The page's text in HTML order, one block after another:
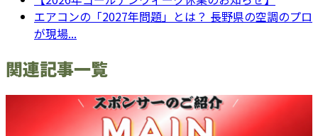
エアコンの「2027年問題」とは？ 長野県の空調のプロ
が現場...
関連記事一覧